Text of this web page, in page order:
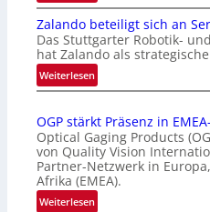
I
n
t
e
r
n
t
i
o
n
Zalando beteiligt sich an
Das Stuttgarter Robotik-
hat Zalando als
Weiterlesen:
Z
l
a
n
d
o
OGP stärkt Präsenz in
Optical Gaging Products
von Quality Vision
Partner-Netzwerk in
Afrika (EMEA).
Weiterlesen: